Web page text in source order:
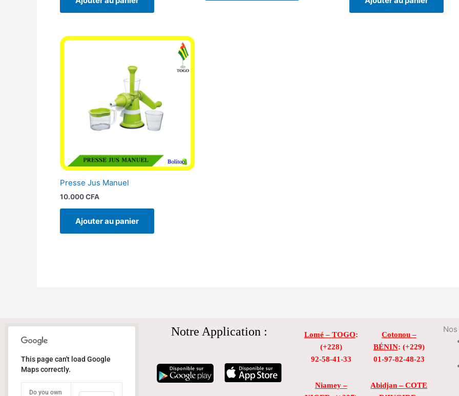
Presse Jus Manuel
10.000CFA
Ajouter au panier
This page can't load Google
Maps correctly.
Do you own
Notre Application : Lomé – TOGO:
(+228)
92-58-41-33
Niamey –
Cotonou –
BÉNIN: (+229)
01-97-82-48-23
Abidjan – COTE